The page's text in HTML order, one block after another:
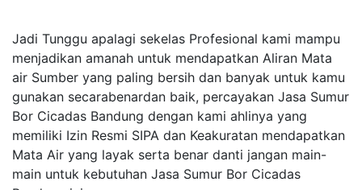
Jadi Tunggu apalagi sekelas Profesional kami mampu
menjadikan amanah untuk mendapatkan Aliran Mata
air Sumber yang paling bersih dan banyak untuk kamu
gunakan secarabenardan baik, percayakan Jasa Sumur
Bor Cicadas Bandung dengan kami ahlinya yang
memiliki Izin Resmi SIPA dan Keakuratan mendapatkan
Mata Air yang layak serta benar danti jangan main-
main untuk kebutuhan Jasa Sumur Bor Cicadas